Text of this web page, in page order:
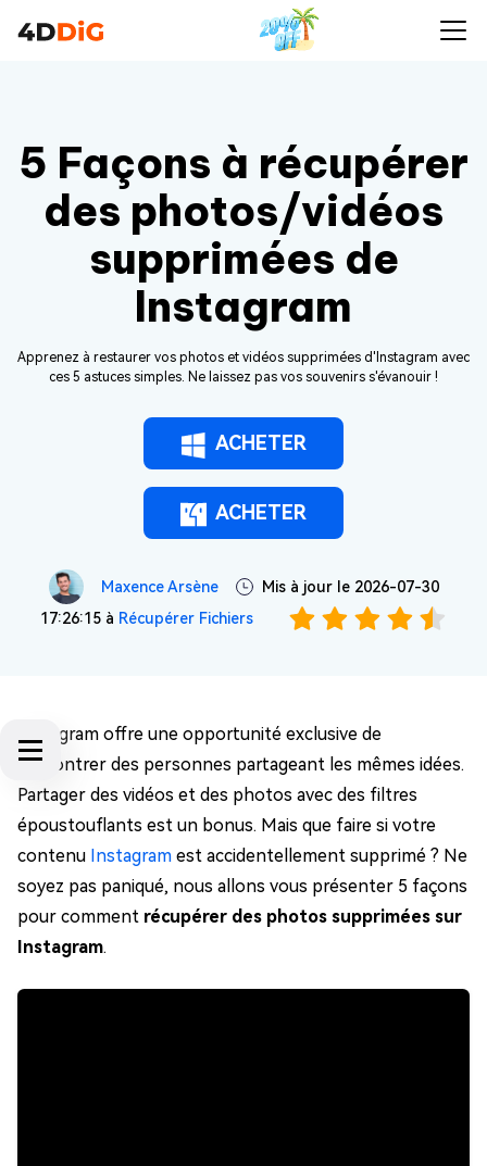
5 Façons à récupérer
des photos/vidéos
supprimées de
Instagram
Apprenez à restaurer vos photos et vidéos supprimées d'Instagram avec
ces 5 astuces simples. Ne laissez pas vos souvenirs s'évanouir !
ACHETER
ACHETER
Maxence Arsène
Mis à jour le 2026-07-30
17:26:15 à Récupérer Fichiers
Instagram offre une opportunité exclusive de
rencontrer des personnes partageant les mêmes idées.
Partager des vidéos et des photos avec des filtres
époustouflants est un bonus. Mais que faire si votre
contenu Instagram est accidentellement supprimé ? Ne
soyez pas paniqué, nous allons vous présenter 5 façons
pour comment récupérer des photos supprimées sur
Instagram.